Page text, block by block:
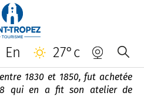
en 27°c
de Paul
1830 et 1850, fut achetée
qui en a fit son atelier de